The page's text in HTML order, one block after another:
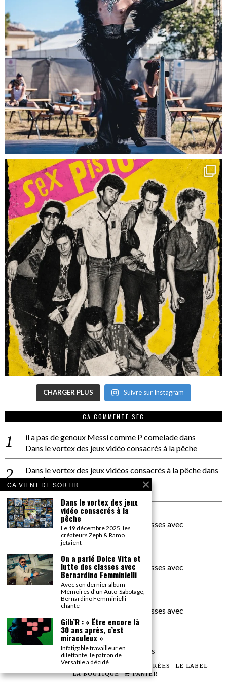
CHARGER PLUS Suivre sur Instagram
CA COMMENTE SEC
il a pas de genoux Messi comme P comeladedans
Dans le vortex des jeux vidéo consacrés à la pêche
Dans le vortex des jeux vidéos consacrés à la pêchedans
PACÔME THIELLEMENT
La séance d’Hip Gnose
La Patrie
dans
On a parlé Dolce Vita et lutte des classes avec
Bernardino Femminielli
carte noire negra à l'o tiededans
On a parlé Dolce Vita et lutte des classes avec
Bernardino Femminielli
moise et son mascarédans
On a parlé Dolce Vita et lutte des classes avec
Bernardino Femminielli
©2026TOUS DROITS RÉSERVÉS
LES ARTICLES LE MAGAZINE LES SOIRÉES
LE LABEL
LA BOUTIQUE
PANIER
CA VIENT DE SORTIR
Dans le vortex des jeux
vidéo consacrés à la
pêche
Le 19 décembre 2025, les
créateurs Zeph & Ramo
jetaient
On a parlé Dolce Vita et
lutte des classes avec
Bernardino Femminielli
Avec son dernier album
Mémoires d’un Auto-Sabotage,
Bernardino Femminielli
chante
Gilb’R : « Être encore là
30 ans après, c’est
miraculeux »
Infatigable travailleur en
dilettante, le patron de
Versatile a décidé